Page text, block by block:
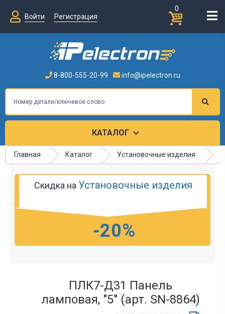
0
Войти
Регистрация
8-800-555-20-99 info@ipelectron.ru
КАТАЛОГ
Главная Каталог Установочные изделия
Скидка на Установочные изделия
-20%
ПЛК7-Д31 Панель
ламповая, "5" (арт. SN-8864)